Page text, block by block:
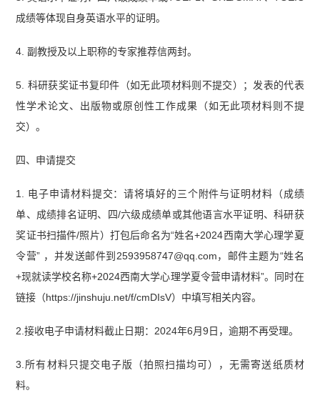
成绩等体现自身英语水平的证明。
4. 副教授及以上职称的专家推荐信两封。
5. 科研获奖证书复印件（如无此项材料则不提交）；发表的代表
性学术论文、出版物或原创性工作成果（如无此项材料则不提
交）。
四、申请提交
1. 电子申请材料提交：请将填好的三个附件与证明材料（成绩
单、成绩排名证明、四/六级成绩单或其他语言水平证明、科研获
奖证书扫描件/照片）打包后命名为“姓名+2024西南大学心理学夏
令营” ，并发送邮件到2593958747@qq.com，邮件主题为“姓名
+现就读学校名称+2024西南大学心理学夏令营申请材料”。同时在
链接（https://jinshuju.net/f/cmDIsV）中填写相关内容。
2.接收电子申请材料截止日期：2024年6月9日，逾期不再受理。
3.所有材料只提交电子版（拍照扫描均可），无需寄送纸质材
料。